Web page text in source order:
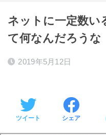
ネットに一定数い
て何なんだろうな
2019年5月12日
ツイート シェア